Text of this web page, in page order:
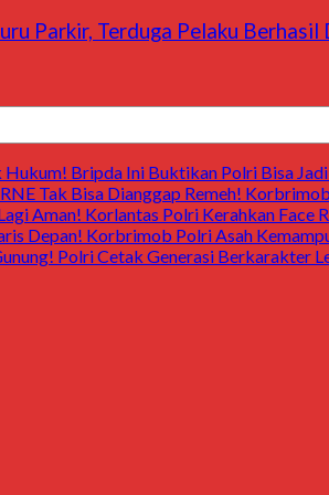
Parkir, Terduga Pelaku Berhasil
Hukum! Bripda Ini Buktikan Polri Bisa
Tak Bisa Dianggap Remeh!
Aman! Korlantas Polri Kerahkan Face
Depan! Korbrimob Polri Asah
Polri Cetak Generasi Berkarakter